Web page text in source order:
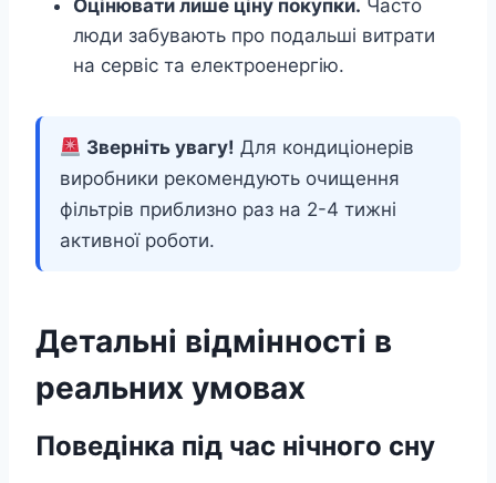
Оцінювати лише ціну покупки. Часто
люди забувають про подальші витрати
на сервіс та електроенергію.
Зверніть увагу! Для кондиціонерів
виробники рекомендують очищення
фільтрів приблизно раз на 2-4 тижні
активної роботи.
Детальні відмінності в
реальних умовах
Поведінка під час нічного сну